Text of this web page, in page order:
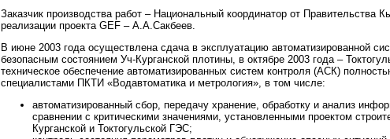
Заказчик производства работ – Национальный координатор от Правительства
реализации проекта GEF – А.А.Сакбеев.
В июне 2003 года осуществлена сдача в эксплуатацию автоматизированной
безопасным состоянием Уч-Курганской плотины, в октябре 2003 года –
техническое обеспечение автоматизированных систем контроля (АСК)
специалистами ПКТИ «Водавтоматика и метрология», в том числе:
автоматизированный сбор, передачу хранение, обработку и анализ
сравнении с критическими значениями, установленными проектом
Курганской и Токтогульской ГЭС;